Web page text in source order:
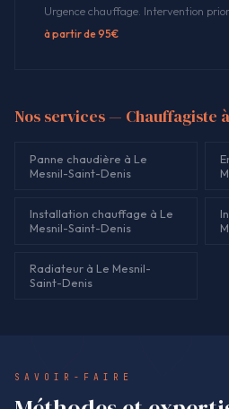
Urgence chauffage. Intervention
à partir de 95€
Nos services — Chauffagiste
Panne chaudière à Le
Mesnil-Saint-Denis
Installation chauffage à Le
Mesnil-Saint-Denis
Radiateur à Le Mesnil-
Saint-Denis
SAVOIR-FAIRE